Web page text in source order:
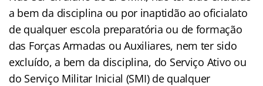
a bem da disciplina ou por inaptidão ao oficialato
de qualquer escola preparatória ou de formação
das Forças Armadas ou Auxiliares, nem ter sido
excluído, a bem da disciplina, do Serviço Ativo ou
do Serviço Militar Inicial (SMI) de qualquer